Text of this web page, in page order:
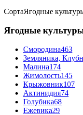
СортаЯгодные
Ягодные
Смородина463
Земляника,
Малина174
Жимолость145
Крыжовник107
Актинидия74
Голубика68
Ежевика29